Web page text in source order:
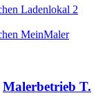
Malerbetrieb T.